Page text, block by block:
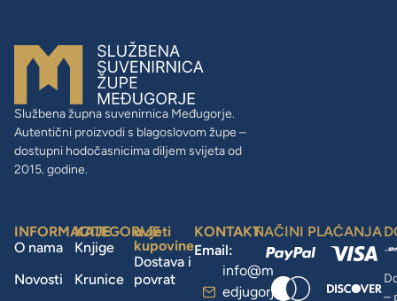
Službena župna suvenirnica Međugorje.
Autentični proizvodi s blagoslovom župe –
dostupni hodočasnicima diljem svijeta od
2015. godine.
INFORMACIJE
O nama
Novosti
KATEGORIJE
Knjige
Krunice
uvjeti
kupovine
Dostava i
povrat
KONTAKT
Email:
info@m
edjugorj
NAČINI PLAĆANJA
–